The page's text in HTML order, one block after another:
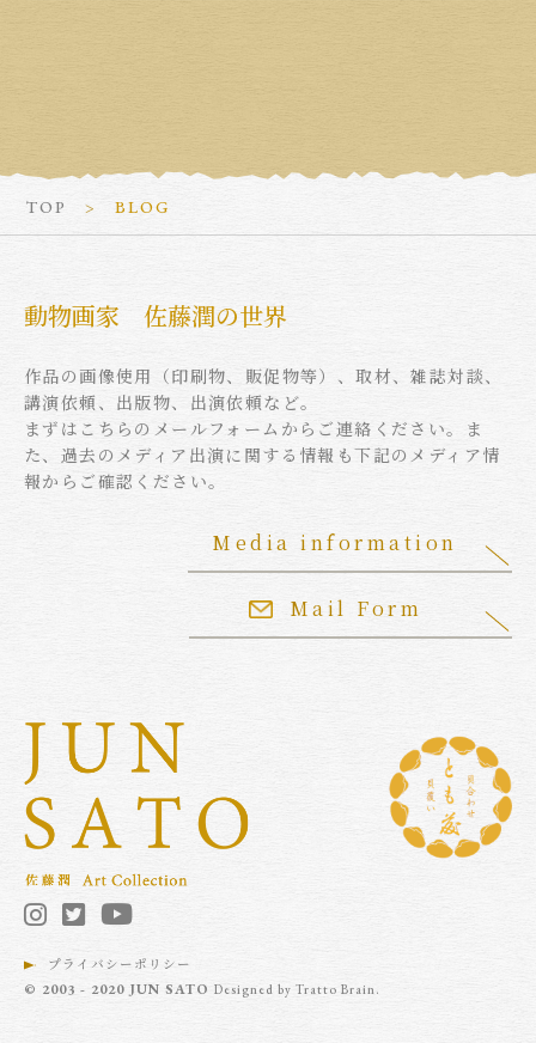
TOP BLOG
動物画家 佐藤潤の世界
作品の画像使用（印刷物、販促物等）、取材、雑誌対談、
講演依頼、出版物、出演依頼など。
まずはこちらのメールフォームからご連絡ください。ま
た、過去のメディア出演に関する情報も下記のメディア情
報からご確認ください。
Mail Form
Media information
© 2003 - 2020 JUN SATO Designed by Tratto Brain.
プライバシーポリシー